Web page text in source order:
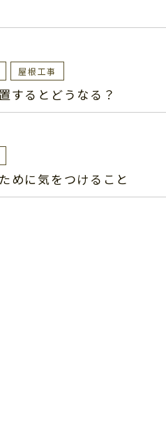
屋根工事
するとどうなる？
めに気をつけること